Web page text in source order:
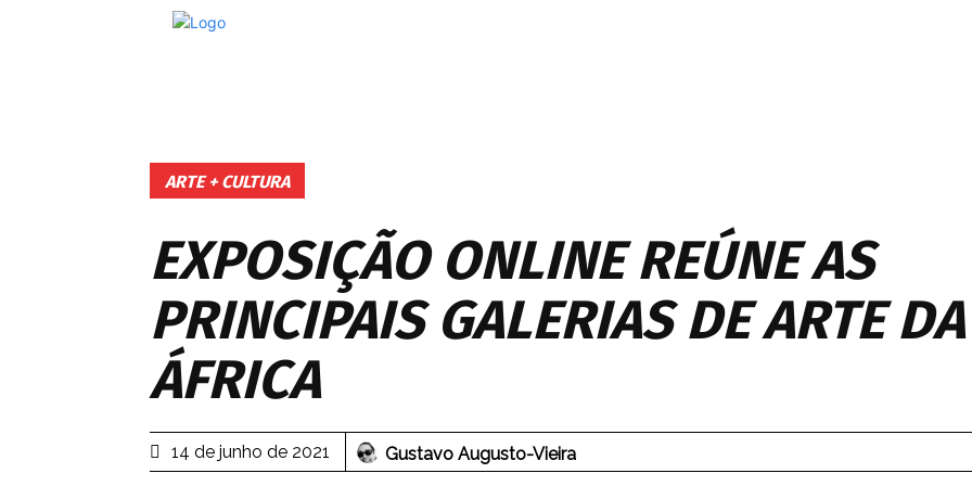
ARTE + CULTURA
EXPOSIÇÃO ONLINE REÚNE AS
PRINCIPAIS GALERIAS DE ARTE DA
ÁFRICA
14 de junho de 2021 Gustavo Augusto-Vieira